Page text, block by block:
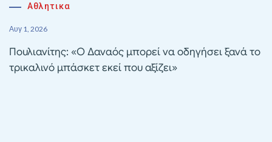
Αθλητικα
Αυγ 1, 2026
Πουλιανίτης: «Ο Δαναός μπορεί να οδηγήσει ξανά το
τρικαλινό μπάσκετ εκεί που αξίζει»